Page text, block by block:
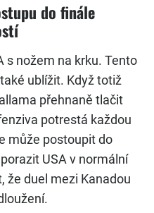
do finále
s nožem na krku. Tento
ublížit. Když totiž
přehnaně tlačit
potrestá každou
může postoupit do
USA v normální
že duel mezi Kanadou